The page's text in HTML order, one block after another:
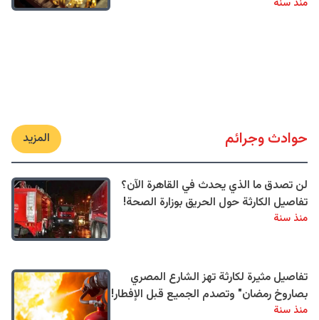
منذ سنة
حوادث وجرائم المزيد
لن تصدق ما الذي يحدث في القاهرة الآن؟
تفاصيل الكارثة حول الحريق بوزارة الصحة!
منذ سنة
تفاصيل مثيرة لكارثة تهز الشارع المصري
بصاروخ رمضان" وتصدم الجميع قبل الإفطار!
منذ سنة